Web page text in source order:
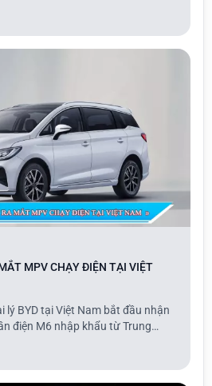
Sự xuất hiện của mẫu xe này đã
năm của các dòng xe Hàn
như Creta và
MPV CHẠY ĐIỆN TẠI VIỆT
lý BYD tại Việt Nam bắt đầu nhận
điện M6 nhập khẩu từ Trung
tháng 10, M6 sẽ giao xe cho
hai tháng sau đó. Hiện tại, mẫu
bản và chưa côn